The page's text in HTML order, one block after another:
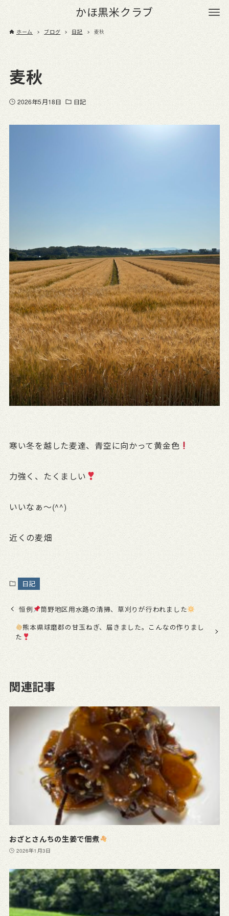
かほ黒米クラブ
ホーム ブログ 日記 麦秋
麦秋
2026年5月18日 日記
寒い冬を越した麦達、青空に向かって黄金色
力強く、たくましい
いいなぁ〜(^^)
近くの麦畑
日記
恒例
筒野地区用水路の清掃、草刈りが行われました
熊本県球磨郡の甘玉ねぎ、届きました。こんなの作りまし
た
関連記事
おざとさんちの生姜で佃煮
2026年1月3日